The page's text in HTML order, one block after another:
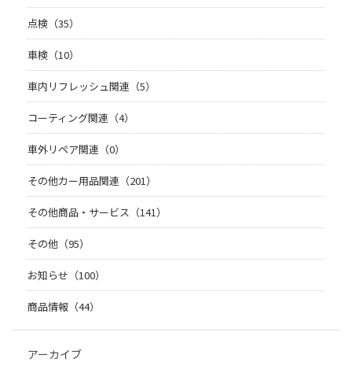
点検（35）
車検（10）
車内リフレッシュ関連（5）
コーティング関連（4）
車外リペア関連（0）
その他カー用品関連（201）
その他商品・サービス（141）
その他（95）
お知らせ（100）
商品情報（44）
アーカイブ